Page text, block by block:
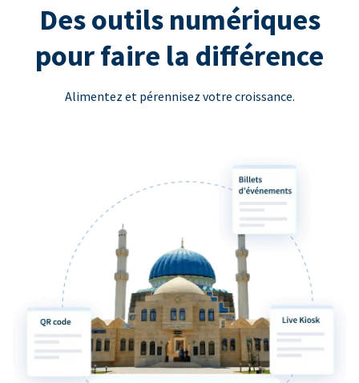
Des outils numériques
pour faire la différence
Alimentez et pérennisez votre croissance.